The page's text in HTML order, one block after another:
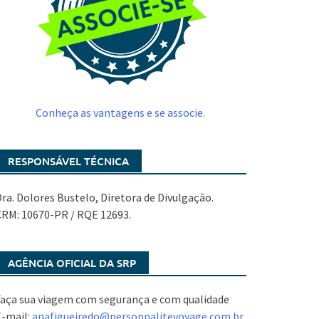
Conheça as vantagens e se associe.
RESPONSÁVEL TÉCNICA
Dolores Bustelo, Diretora de Divulgação.
10670-PR / RQE 12693.
AGÊNCIA OFICIAL DA SRP
sua viagem com segurança e com qualidade
mail: anafigueiredo@personnalitevoyage.com.br